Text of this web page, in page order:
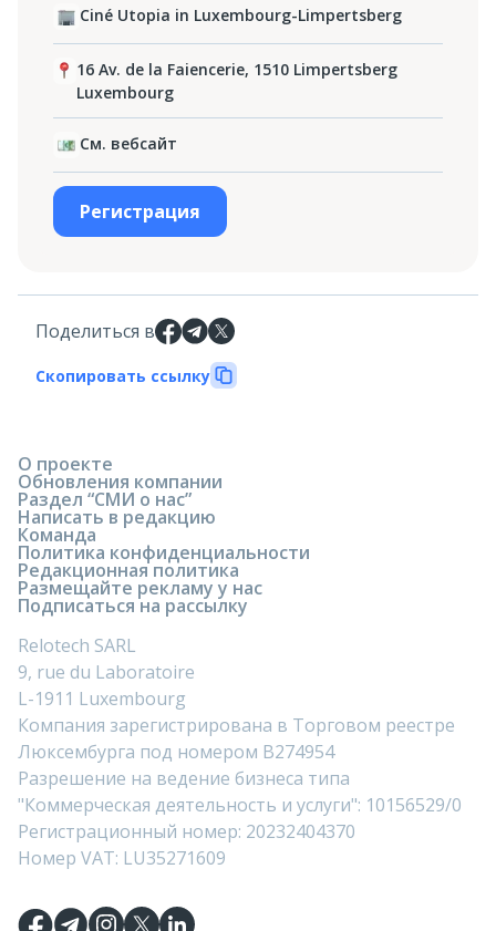
Ciné Utopia in Luxembourg-Limpertsberg
16 Av. de la Faiencerie, 1510 Limpertsberg
Luxembourg
См. вебсайт
Регистрация
Поделиться в
Скопировать ссылку
О проекте
Обновления компании
Раздел “СМИ о нас”
Написать в редакцию
Команда
Политика конфиденциальности
Редакционная политика
Размещайте рекламу у нас
Подписаться на рассылку
Relotech SARL
9, rue du Laboratoire
L-1911 Luxembourg
Компания зарегистрирована в Торговом реестре
Люксембурга под номером B274954
Разрешение на ведение бизнеса типа
"Коммерческая деятельность и услуги": 10156529/0
Регистрационный номер: 20232404370
Номер VAT: LU35271609